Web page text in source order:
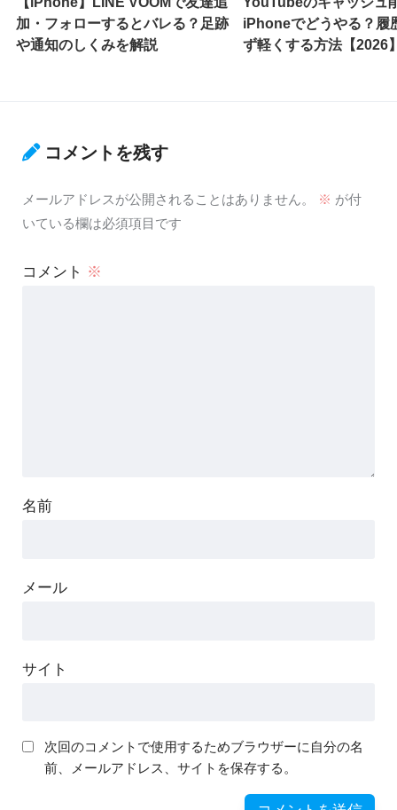
加・フォローするとバレる？足跡
や通知のしくみを解説
iPhoneでどうやる？履
ず軽くする方法【2026
コメントを残す
メールアドレスが公開されることはありません。 ※ が付
いている欄は必須項目です
コメント ※
名前
メール
サイト
次回のコメントで使用するためブラウザーに自分の名
前、メールアドレス、サイトを保存する。